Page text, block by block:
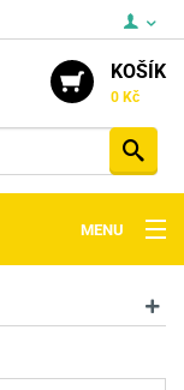
KOŠÍK
0 Kč
MENU